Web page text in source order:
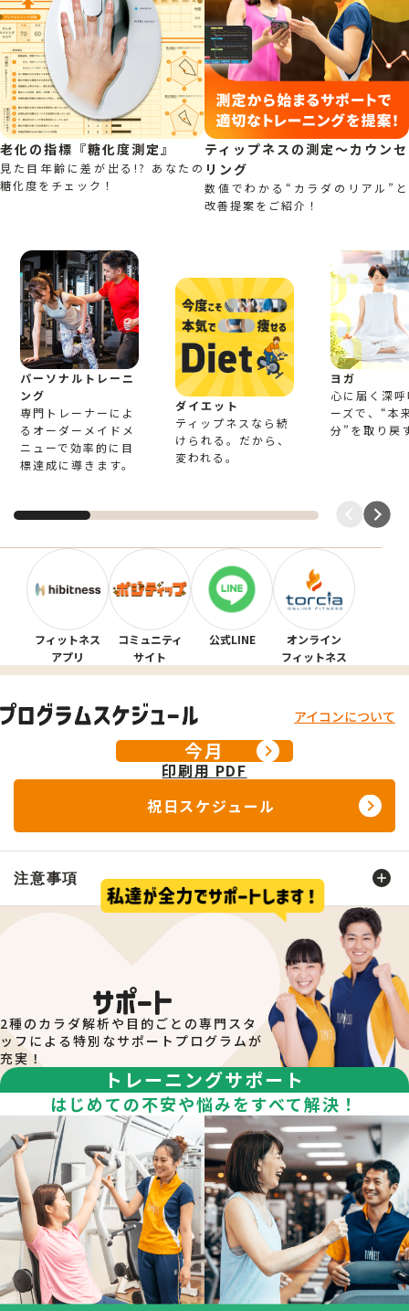
ジムエリア
営業時間
24時間
※基本営業時間以外はスタッフが常駐しないセルフジ
ムとなります。
※セルフジムは土足のままご利用いただけます。
駐車場
グリーンガーデン武蔵藤沢 駐車場 685台6時
間まで無料、以降60分毎税込200円
駐輪場 グリーンガーデン共用駐輪場有り[無料]
設備内容
トレーニン
グジム
お風呂
水風呂 サウナ
リラクゼー
ション
エステティ
ック
ボディケア
タンニング ブティック ラウンジ
男性：お風呂、水風呂、ドライサウナ、タン
ニング
女性：お風呂、水風呂、ドライサウナ
不明な点がございましたら店舗までお問合せ
ください。
老化の指標『糖化度測定』
見た目年齢に差が出る!? あなたの
糖化度をチェック！
ティップネスの測定～カウンセ
リング
数値でわかる“カラダのリアル”と
改善提案をご紹介！
フィットネス
アプリ
コミュニティ
サイト
公式LINE
オンライン
フィットネス
パーソナルトレーニ
ング
専門トレーナーによ
るオーダーメイドメ
ニューで効率的に目
標達成に導きます。
ダイエット
ティップネスなら続
けられる。だから、
変われる。
ヨガ
心に届く深
ーズで、“本
分”を取り戻
アイコンについて
今月
印刷用 PDF
祝日スケジュール
注意事項
1日～14日：当月分のスケジュールが確認できます。
15日～月末：翌月分のスケジュールも確認いただけま
プログラムの予約について
プログラムへの参加は予約が必要になります。
会員様専用サイト「iTIPNESS」にログインいただき「予
約・確認」のメニューから予約いただけます。 詳しくは、
メニュー内「ご利用ガイド」「予約方法詳細」からご確認
ください。
注意事項
安全性確保のため、各クラスには定員を設けておりま
す。
安全上の理由により、レッスン開始後の途中入場・退場
はご遠慮頂いております。
アクアレッスン実施時間でも、プールのフリー遊泳コー
2種のカラダ解析や目的ごとの専門スタ
ッフによる特別なサポートプログラムが
充実！
トレーニングサポート
はじめての不安や悩みをすべて解決！